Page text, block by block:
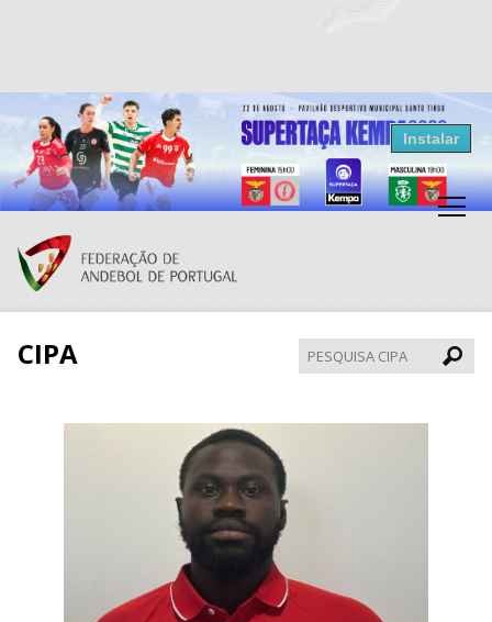
Resultados Andebol
Federação de Andebol de Portugal
Grátis - Disponivel na Play Store
Instalar
CIPA
CIPA